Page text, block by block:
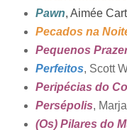
Pawn, Aimée
Pecados na
Pequenos
Perfeitos, Scott
Peripécias do
Persépolis,
(Os) Pilares do